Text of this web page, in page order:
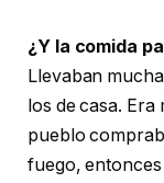
¿Y la comida
Llevaban
los de casa.
pueblo
fuego,